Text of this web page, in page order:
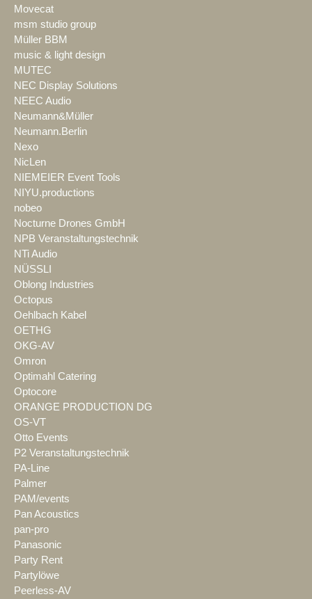
Movecat
msm studio group
Müller BBM
music & light design
MUTEC
NEC Display Solutions
NEEC Audio
Neumann&Müller
Neumann.Berlin
Nexo
NicLen
NIEMEIER Event Tools
NIYU.productions
nobeo
Nocturne Drones GmbH
NPB Veranstaltungstechnik
NTi Audio
NÜSSLI
Oblong Industries
Octopus
Oehlbach Kabel
OETHG
OKG-AV
Omron
Optimahl Catering
Optocore
ORANGE PRODUCTION DG
OS-VT
Otto Events
P2 Veranstaltungstechnik
PA-Line
Palmer
PAM/events
Pan Acoustics
pan-pro
Panasonic
Party Rent
Partylöwe
Peerless-AV